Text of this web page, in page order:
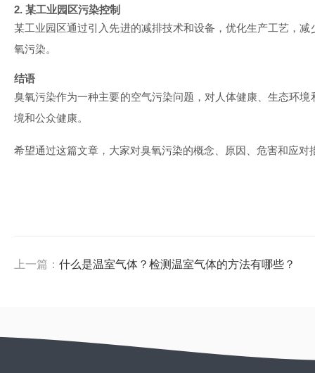
2. 某工业园区污染控制
某工业园区通过引入先进的减排技术和设备，优化生产工艺，
氧污染。
结语
臭氧污染作为一种主要的空气污染问题，对人体健康、生态环
境和公众健康。
希望通过这篇文章，大家对臭氧污染的概念、原因、危害和应
上一篇： 什么是温室气体？检测温室气体的方法有哪些？